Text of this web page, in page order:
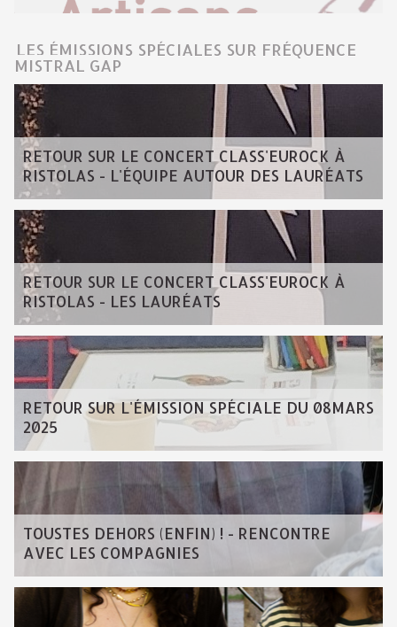
LES ÉMISSIONS SPÉCIALES SUR FRÉQUENCE
MISTRAL GAP
RETOUR SUR LE CONCERT CLASS'EUROCK À
RISTOLAS - L'ÉQUIPE AUTOUR DES LAURÉATS
RETOUR SUR LE CONCERT CLASS'EUROCK À
RISTOLAS - LES LAURÉATS
RETOUR SUR L'ÉMISSION SPÉCIALE DU 08MARS
2025
TOUSTES DEHORS (ENFIN) ! - RENCONTRE
AVEC LES COMPAGNIES